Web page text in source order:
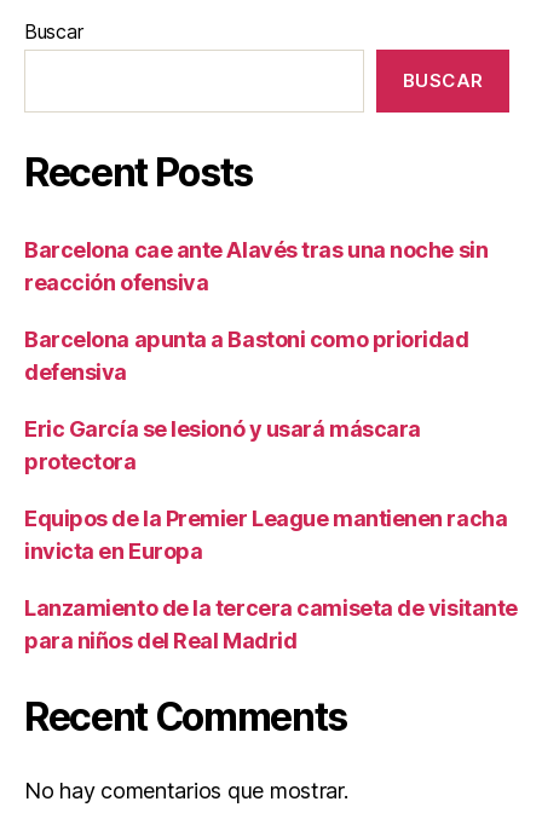
Buscar
BUSCAR
Recent Posts
Barcelona cae ante Alavés tras una noche sin
reacción ofensiva
Barcelona apunta a Bastoni como prioridad
defensiva
Eric García se lesionó y usará máscara
protectora
Equipos de la Premier League mantienen racha
invicta en Europa
Lanzamiento de la tercera camiseta de visitante
para niños del Real Madrid
Recent Comments
No hay comentarios que mostrar.